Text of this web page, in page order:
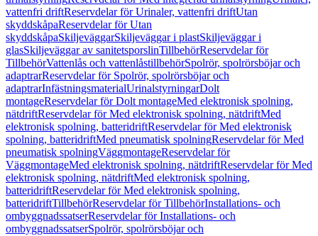
vattenfri driftReservdelar för Urinaler, vattenfri driftUtan
skyddskåpaReservdelar för Utan
skyddskåpaSkiljeväggarSkiljeväggar i plastSkiljeväggar i
glasSkiljeväggar av sanitetsporslinTillbehörReservdelar för
TillbehörVattenlås och vattenlåstillbehörSpolrör, spolrörsböjar och
adaptrarReservdelar för Spolrör, spolrörsböjar och
adaptrarInfästningsmaterialUrinalstyrningarDolt
montageReservdelar för Dolt montageMed elektronisk spolning,
nätdriftReservdelar för Med elektronisk spolning, nätdriftMed
elektronisk spolning, batteridriftReservdelar för Med elektronisk
spolning, batteridriftMed pneumatisk spolningReservdelar för Med
pneumatisk spolningVäggmontageReservdelar för
VäggmontageMed elektronisk spolning, nätdriftReservdelar för Med
elektronisk spolning, nätdriftMed elektronisk spolning,
batteridriftReservdelar för Med elektronisk spolning,
batteridriftTillbehörReservdelar för TillbehörInstallations- och
ombyggnadssatserReservdelar för Installations- och
ombyggnadssatserSpolrör, spolrörsböjar och